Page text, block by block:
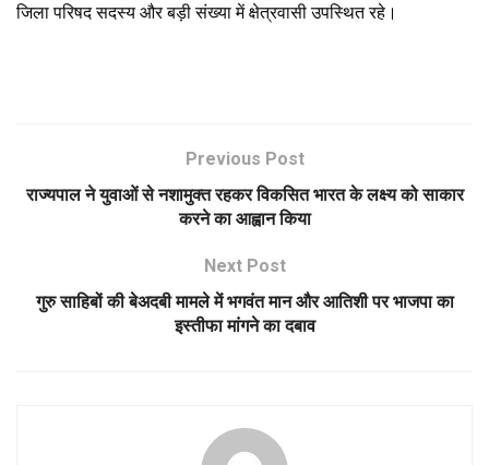
जिला परिषद सदस्य और बड़ी संख्या में क्षेत्रवासी उपस्थित रहे।
Previous Post
राज्यपाल ने युवाओं से नशामुक्त रहकर विकसित भारत के लक्ष्य को साकार
करने का आह्वान किया
Next Post
गुरु साहिबों की बेअदबी मामले में भगवंत मान और आतिशी पर भाजपा का
इस्तीफा मांगने का दबाव